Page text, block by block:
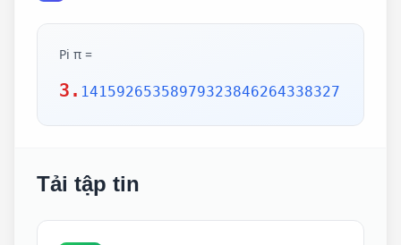
Pi π =
3. 14159265358979323846264338327
Tải tập tin